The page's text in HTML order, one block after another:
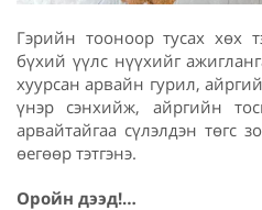
Гэрийн тооноор тусах хөх
бүхий үүлс нүүхийг
хуурсан арвайн гурил,
үнэр сэнхийж, айргийн
арвайтайгаа сүлэлдэн төгс
өегөөр тэтгэнэ.
Оройн дээд!…